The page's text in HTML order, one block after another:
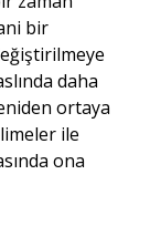
bir
daha
ortaya
ile
ona